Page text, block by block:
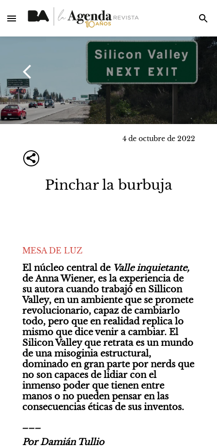
4 de octubre de 2022
Pinchar la burbuja
MESA DE LUZ
El núcleo central de
Valle inquietante,
de Anna Wiener, es la experiencia de
su autora cuando trabajó en Sillicon
Valley, en un ambiente que se promete
revolucionario, capaz de cambiarlo
todo, pero que en realidad replica lo
mismo que dice venir a cambiar. El
Silicon Valley que retrata es un mundo
de una misoginia estructural,
dominado en gran parte por nerds que
no son capaces de lidiar con el
inmenso poder que tienen entre
manos o no pueden pensar en las
consecuencias éticas de sus inventos.
Por Damián Tullio